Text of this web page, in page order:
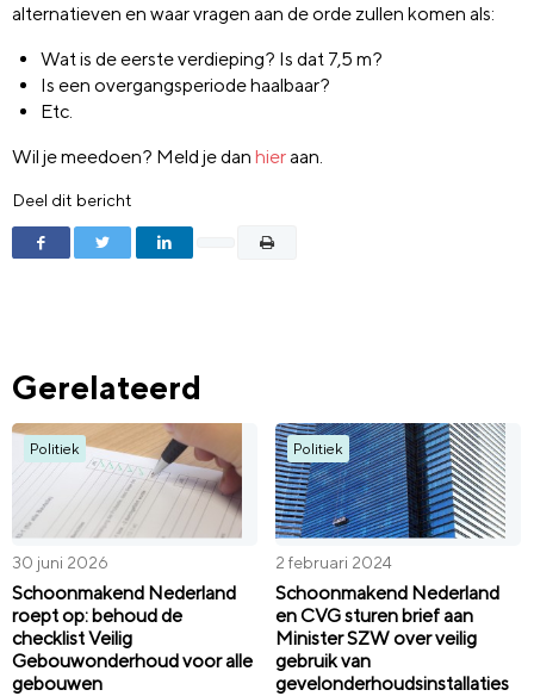
alternatieven en waar vragen aan de orde zullen komen als:
Wat is de eerste verdieping? Is dat 7,5 m?
Is een overgangsperiode haalbaar?
Etc.
Wil je meedoen? Meld je dan hieraan.
Deel dit bericht
Gerelateerd
Politiek
30 juni 2026
Schoonmakend Nederland
roept op: behoud de
checklist Veilig
Gebouwonderhoud voor alle
gebouwen
Politiek
2 februari 2024
Schoonmakend Nederland
en CVG sturen brief aan
Minister SZW over veilig
gebruik van
gevelonderhoudsinstallaties